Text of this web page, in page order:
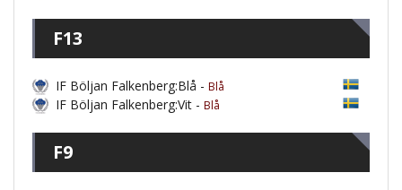
F13
IF Böljan Falkenberg:Blå - Blå
IF Böljan Falkenberg:Vit - Blå
F9